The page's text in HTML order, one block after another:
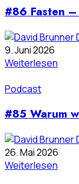
#86 Fasten
9. Juni 2026
Weiterlesen
Podcast
#85 Warum
26. Mai 2026
Weiterlesen